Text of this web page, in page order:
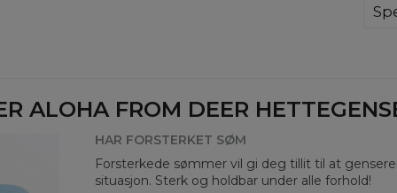
ALOHA FROM DEER
HAR FORSTERKET SØM
Forsterkede sømmer vil gi deg tillit til at
situasjon. Sterk og holdbar under alle forhold!